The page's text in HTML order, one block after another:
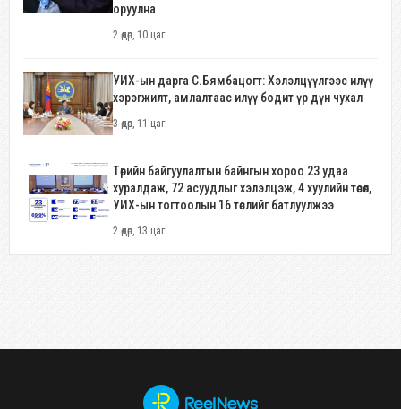
оруулна
2 өдөр, 10 цаг
УИХ-ын дарга С.Бямбацогт: Хэлэлцүүлгээс илүү
хэрэгжилт, амлалтаас илүү бодит үр дүн чухал
3 өдөр, 11 цаг
Төрийн байгуулалтын байнгын хороо 23 удаа
хуралдаж, 72 асуудлыг хэлэлцэж, 4 хуулийн төсөл,
УИХ-ын тогтоолын 16 төслийг батлуулжээ
2 өдөр, 13 цаг